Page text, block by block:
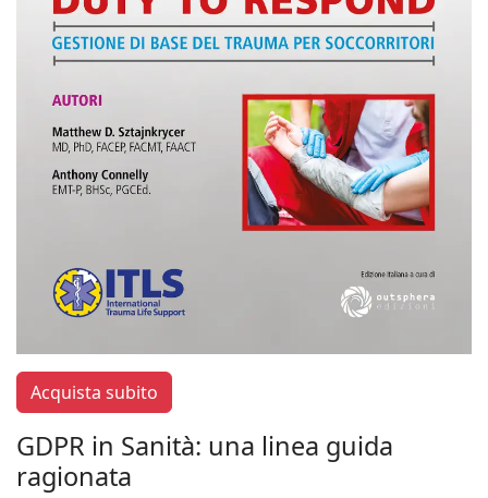
Acquista subito
GDPR in Sanità: una linea guida
ragionata